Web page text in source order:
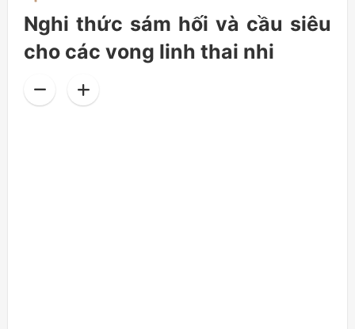
Nghi thức sám hối và cầu siêu
cho các vong linh thai nhi